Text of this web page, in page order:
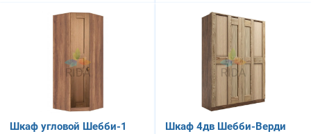
Шкаф угловой Шебби-1 Шкаф 4дв Шебби-Верди